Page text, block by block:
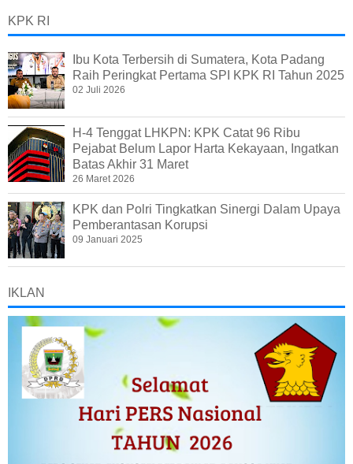
KPK RI
Ibu Kota Terbersih di Sumatera, Kota Padang
Raih Peringkat Pertama SPI KPK RI Tahun 2025
02 Juli 2026
H-4 Tenggat LHKPN: KPK Catat 96 Ribu
Pejabat Belum Lapor Harta Kekayaan, Ingatkan
Batas Akhir 31 Maret
26 Maret 2026
KPK dan Polri Tingkatkan Sinergi Dalam Upaya
Pemberantasan Korupsi
09 Januari 2025
IKLAN